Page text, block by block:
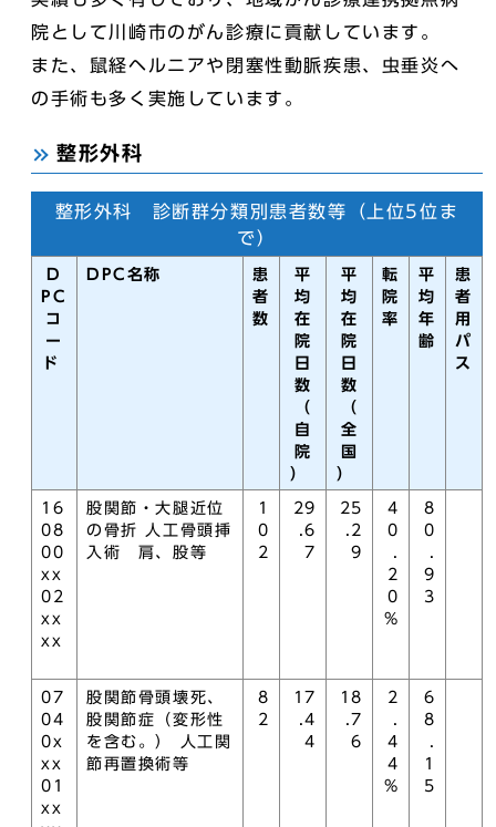
院として川崎市のがん診療に貢献しています。
また、鼠経ヘルニアや閉塞性動脈疾患、虫垂炎へ
の手術も多く実施しています。
整形外科
整形外科 診断群分類別患者数等（上位5位ま
で）
D
PC
コ
ー
ド
DPC名称
患
者
数
平
均
在
院
日
数
（
自
院
）
平
均
在
院
日
数
（
全
国
）
転
院
率
平
均
年
齢
患
者
用
パ
ス
16
08
00
xx
02
xx
xx
股関節・大腿近位
の骨折 人工骨頭挿
入術 肩、股等
1
0
2
29
.6
7
25
.2
9
4
0
.
2
0
%
8
0
.
9
3
07
04
0x
xx
01
xx
股関節骨頭壊死、
股関節症（変形性
を含む。） 人工関
節再置換術等
8
2
17
.4
4
18
.7
6
2
.
4
4
%
6
8
.
1
5